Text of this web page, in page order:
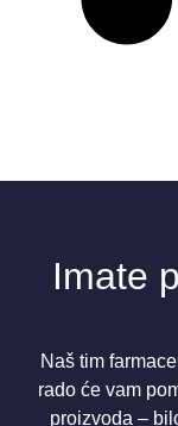
Imate
Naš tim
rado će vam
proizvoda –